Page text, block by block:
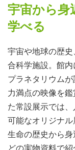
宇宙から身
学べる
宇宙や地球の歴
合科学施設。館
プラネタリウム
力満点の映像を
た常設展示では
可能なオリジナ
生命の歴史から